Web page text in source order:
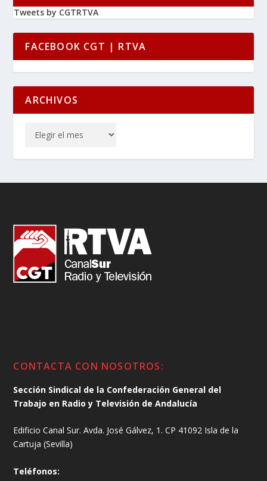
Tweets by CGTRTVA
FACEBOOK CGT | RTVA
ARCHIVOS
CONTACTA CON NOSOTROS:
Sección Sindical de la Confederación General del
Trabajo en Radio y Televisión de Andalucía
Edificio Canal Sur. Avda. José Gálvez, 1. CP 41092 Isla de la
Cartuja (Sevilla)
Teléfonos: